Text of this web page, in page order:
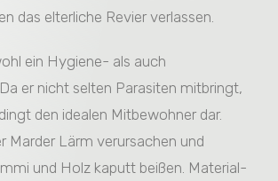
das elterliche Revier verlassen.
ein Hygiene- als auch
er nicht selten Parasiten mitbringt,
den idealen Mitbewohner dar.
Marder Lärm verursachen und
und Holz kaputt beißen. Material-